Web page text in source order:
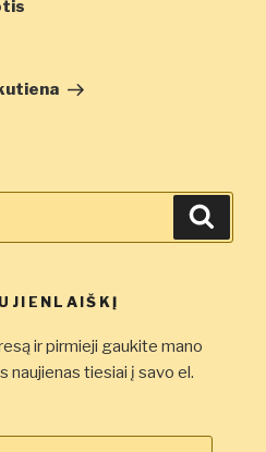
ir pirmieji gaukite mano
naujienas tiesiai į savo el.